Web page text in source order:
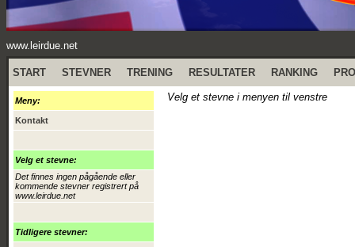
www.leirdue.net
START STEVNER TRENING RESULTATER RANKING
Meny:
Kontakt
Velg et stevne:
Det finnes ingen pågående eller
kommende stevner registrert på
www.leirdue.net
Tidligere stevner:
Velg et stevne i menyen til venstre